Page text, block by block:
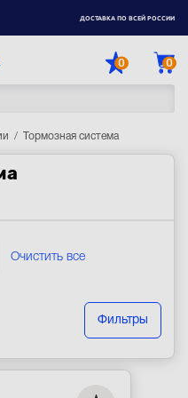
ДОСТАВКА ПО ВСЕЙ РОССИИ
0 0
Тормозная система
Очистить все
Фильтры